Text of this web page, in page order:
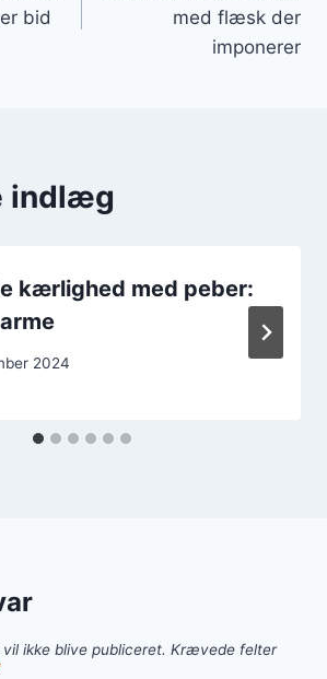
bid
med flæsk der
imponerer
indlæg
kærlighed med peber:
2024
ikke blive publiceret. Krævede felter